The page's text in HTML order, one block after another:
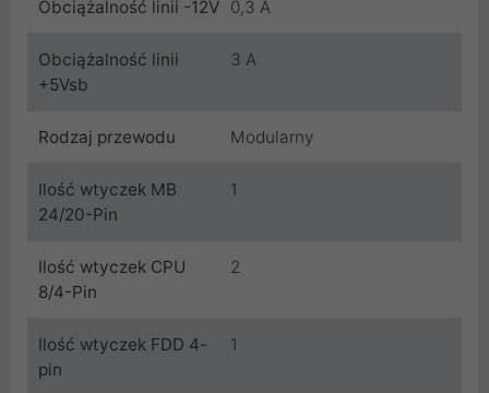
Obciążalność linii -12V 0,3 A
Obciążalność linii
+5Vsb
3 A
Rodzaj przewodu Modularny
Ilość wtyczek MB
24/20-Pin
1
Ilość wtyczek CPU
8/4-Pin
2
Ilość wtyczek FDD 4-
pin
1